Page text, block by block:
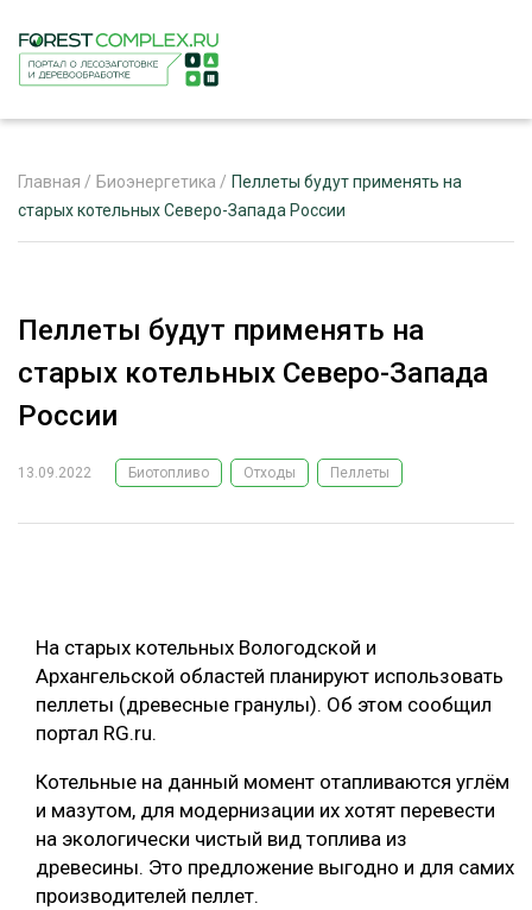
РЕКЛАМОДАТЕЛЯМ
ЛЕСНОЕ ХОЗЯЙСТВО
ЛЕСОЗАГОТОВКА
БИОЭНЕРГЕТИКА
ЛЕСОВОССТАНОВЛЕНИЕ И ЗАЩИТА
ЛОГИСТИКА
ПРОИЗВОДСТВО ДРЕВЕСНЫХ ПЛИТ
ЦБП
КОМПЛЕКСНАЯ ПЕРЕРАБОТКА
ТЕМАТИЧЕСКИЕ ПРОЕКТЫ
ЭКСПЕРТНОЕ МНЕНИЕ
Главная / Биоэнергетика / Пеллеты будут применять на
старых котельных Северо-Запада России
Пеллеты будут применять на
старых котельных Северо-Запада
России
13.09.2022 Биотопливо Отходы Пеллеты
На старых котельных Вологодской и
Архангельской областей планируют использовать
пеллеты (древесные гранулы). Об этом сообщил
портал RG.ru.
Котельные на данный момент отапливаются углём
и мазутом, для модернизации их хотят перевести
на экологически чистый вид топлива из
древесины. Это предложение выгодно и для самих
производителей пеллет.